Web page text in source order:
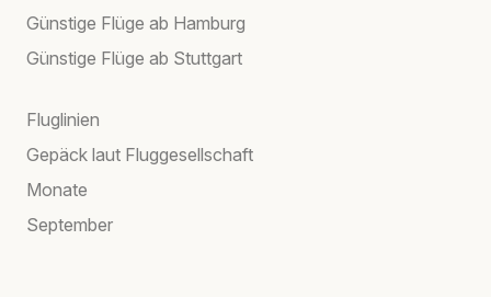
Günstige Flüge ab Hamburg
Günstige Flüge ab Stuttgart
Fluglinien
Gepäck laut Fluggesellschaft
Monate
September